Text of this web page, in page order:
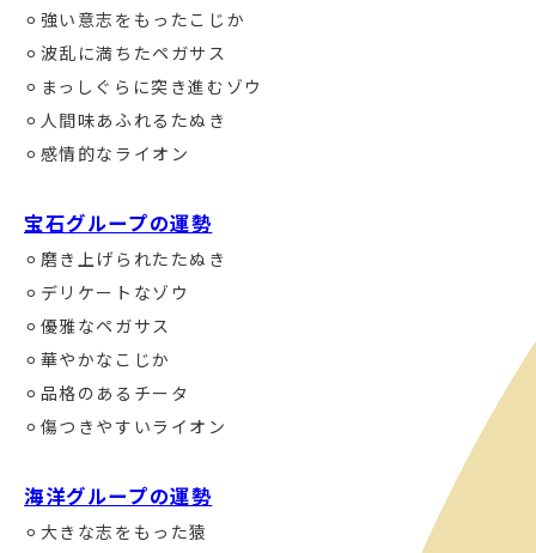
⚪︎強い意志をもったこじか
⚪︎波乱に満ちたペガサス
⚪︎まっしぐらに突き進むゾウ
⚪︎人間味あふれるたぬき
⚪︎感情的なライオン
宝石グループの運勢
⚪︎磨き上げられたたぬき
⚪︎デリケートなゾウ
⚪︎優雅なペガサス
⚪︎華やかなこじか
⚪︎品格のあるチータ
⚪︎傷つきやすいライオン
海洋グループの運勢
⚪︎大きな志をもった猿